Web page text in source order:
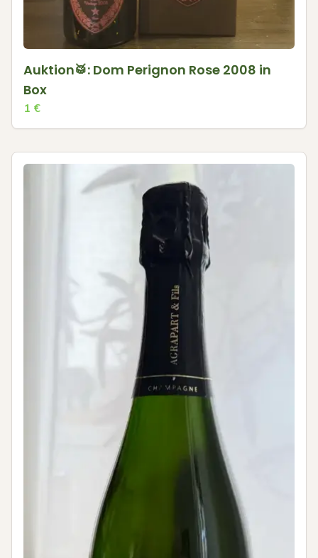
Auktion🥁: Dom Perignon Rose 2008 in
Box
1 €